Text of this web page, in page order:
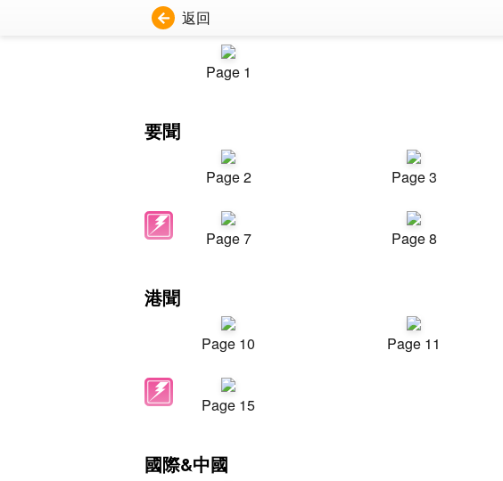
返回
Page 1
要聞
Page 2 Page 3
Page 7 Page 8
港聞
Page 10 Page 11
Page 15
國際&中國